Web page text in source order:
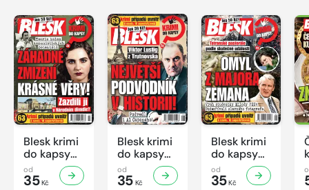
Blesk krimi
do kapsy
č.7/2026
od
35Kč
Blesk krimi
do kapsy
č.6/2026
od
35Kč
Blesk krimi
do kapsy
č.5/2026
od
35Kč